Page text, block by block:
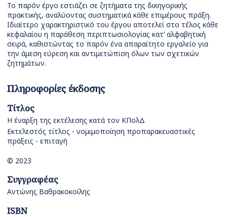
Το παρόν έργο εστιάζει σε ζητήματα της δικηγορικής
πρακτικής, αναλύοντας συστηματικά κάθε επιμέρους πράξη.
Ιδιαίτερο χαρακτηριστικό του έργου αποτελεί στο τέλος κάθε
κεφαλαίου η παράθεση περιπτωσιολογίας κατ’ αλφαβητική
σειρά, καθιστώντας το παρόν ένα απαραίτητο εργαλείο για
την άμεση εύρεση και αντιμετώπιση όλων των σχετικών
ζητημάτων.
Πληροφορίες έκδοσης
Τίτλος
Η έναρξη της εκτέλεσης κατά τον ΚΠολΔ
Εκτελεστός τίτλος - νομιμοποίηση προπαρακευαστικές
πράξεις - επιταγή
© 2023
Συγγραφέας
Αντώνης Βαθρακοκοίλης
ISBN